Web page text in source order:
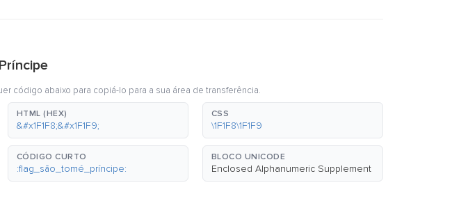
código abaixo para copiá-lo para a sua área de transferência.
HTML (HEX)
&#x1F1F8;&#x1F1F9;
CSS
\1F1F8\1F1F9
CÓDIGO CURTO
:flag_são_tomé_príncipe:
BLOCO UNICODE
Enclosed Alphanumeric Supplement